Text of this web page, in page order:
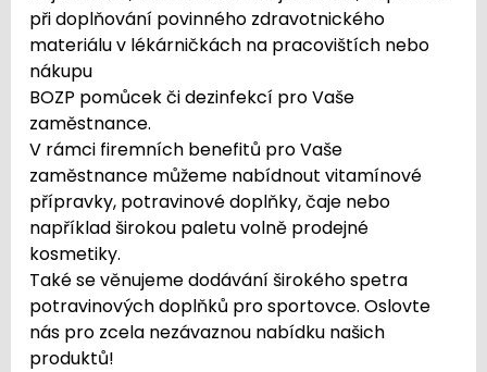
při doplňování povinného zdravotnického
materiálu v lékárničkách na pracovištích nebo
nákupu
BOZP pomůcek či dezinfekcí pro Vaše
zaměstnance.
V rámci firemních benefitů pro Vaše
zaměstnance můžeme nabídnout vitamínové
přípravky, potravinové doplňky, čaje nebo
například širokou paletu volně prodejné
kosmetiky.
Také se věnujeme dodávání širokého spetra
potravinových doplňků pro sportovce. Oslovte
nás pro zcela nezávaznou nabídku našich
produktů!